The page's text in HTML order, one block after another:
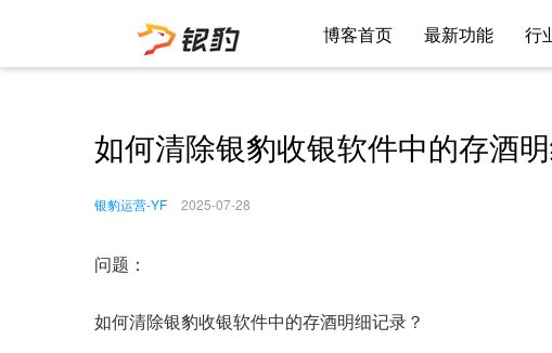
博客首页 最新功能 行
如何清除银豹收银软件中的存酒
银豹运营-YF 2025-07-28
问题：
如何清除银豹收银软件中的存酒明细记录？